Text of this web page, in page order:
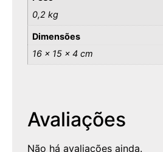
0,2 kg
Dimensões
16 × 15 × 4 cm
Avaliações
Não há avaliações ainda.